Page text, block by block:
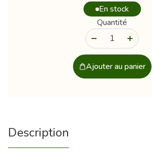
En stock
Quantité
Ajouter au panier
Description